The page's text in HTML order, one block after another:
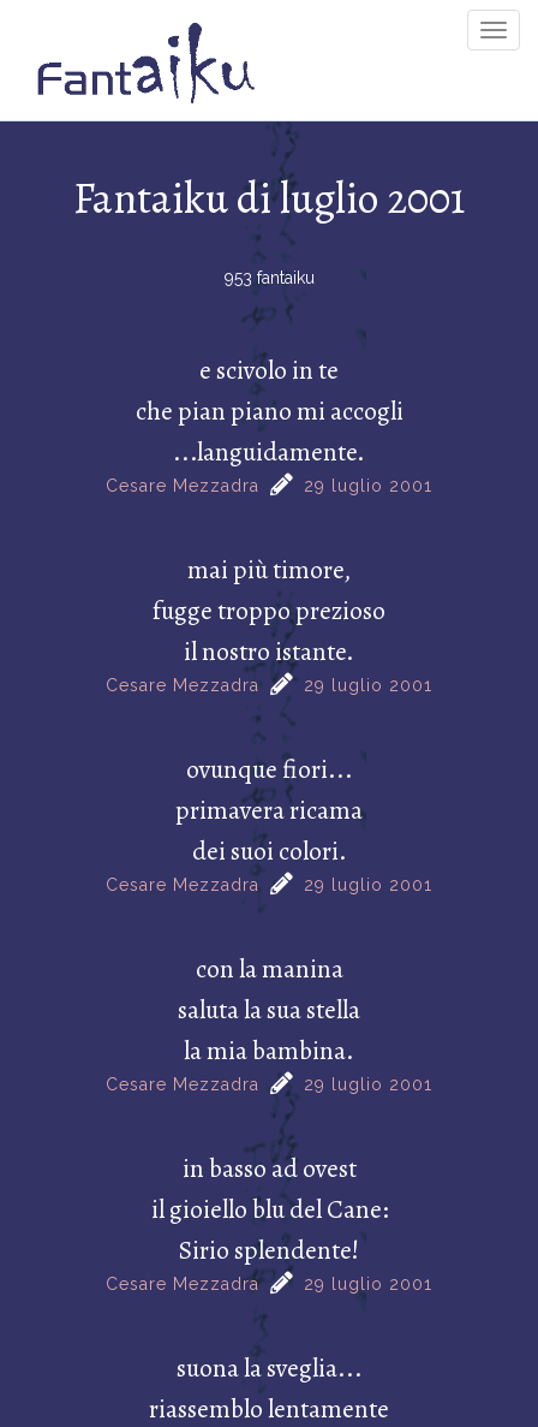
Fantaiku di luglio 2001
953 fantaiku
e scivolo in te
che pian piano mi accogli
...languidamente.
Cesare Mezzadra 29 luglio 2001
mai più timore,
fugge troppo prezioso
il nostro istante.
Cesare Mezzadra 29 luglio 2001
ovunque fiori...
primavera ricama
dei suoi colori.
Cesare Mezzadra 29 luglio 2001
con la manina
saluta la sua stella
la mia bambina.
Cesare Mezzadra 29 luglio 2001
in basso ad ovest
il gioiello blu del Cane:
Sirio splendente!
Cesare Mezzadra 29 luglio 2001
suona la sveglia...
riassemblo lentamente